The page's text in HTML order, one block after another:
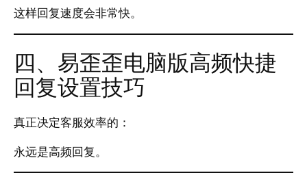
这样回复速度会非常快。
四、易歪歪电脑版高频快捷
回复设置技巧
真正决定客服效率的：
永远是高频回复。